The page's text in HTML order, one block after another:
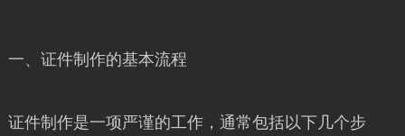
一、证件制作的基本流程
证件制作是一项严谨的工作，通常包括以下几个步